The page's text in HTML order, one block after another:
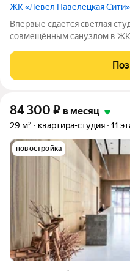
ЖК «Левел Павелецкая Сити»
Впервые сдаётся светлая
совмещённым санузлом в ЖК
84 300 ₽ в месяц
29 м² квартира-студия 11
новостройка